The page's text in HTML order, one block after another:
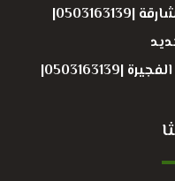
تركيب قرميد حديد في الشارقة |0503163139|